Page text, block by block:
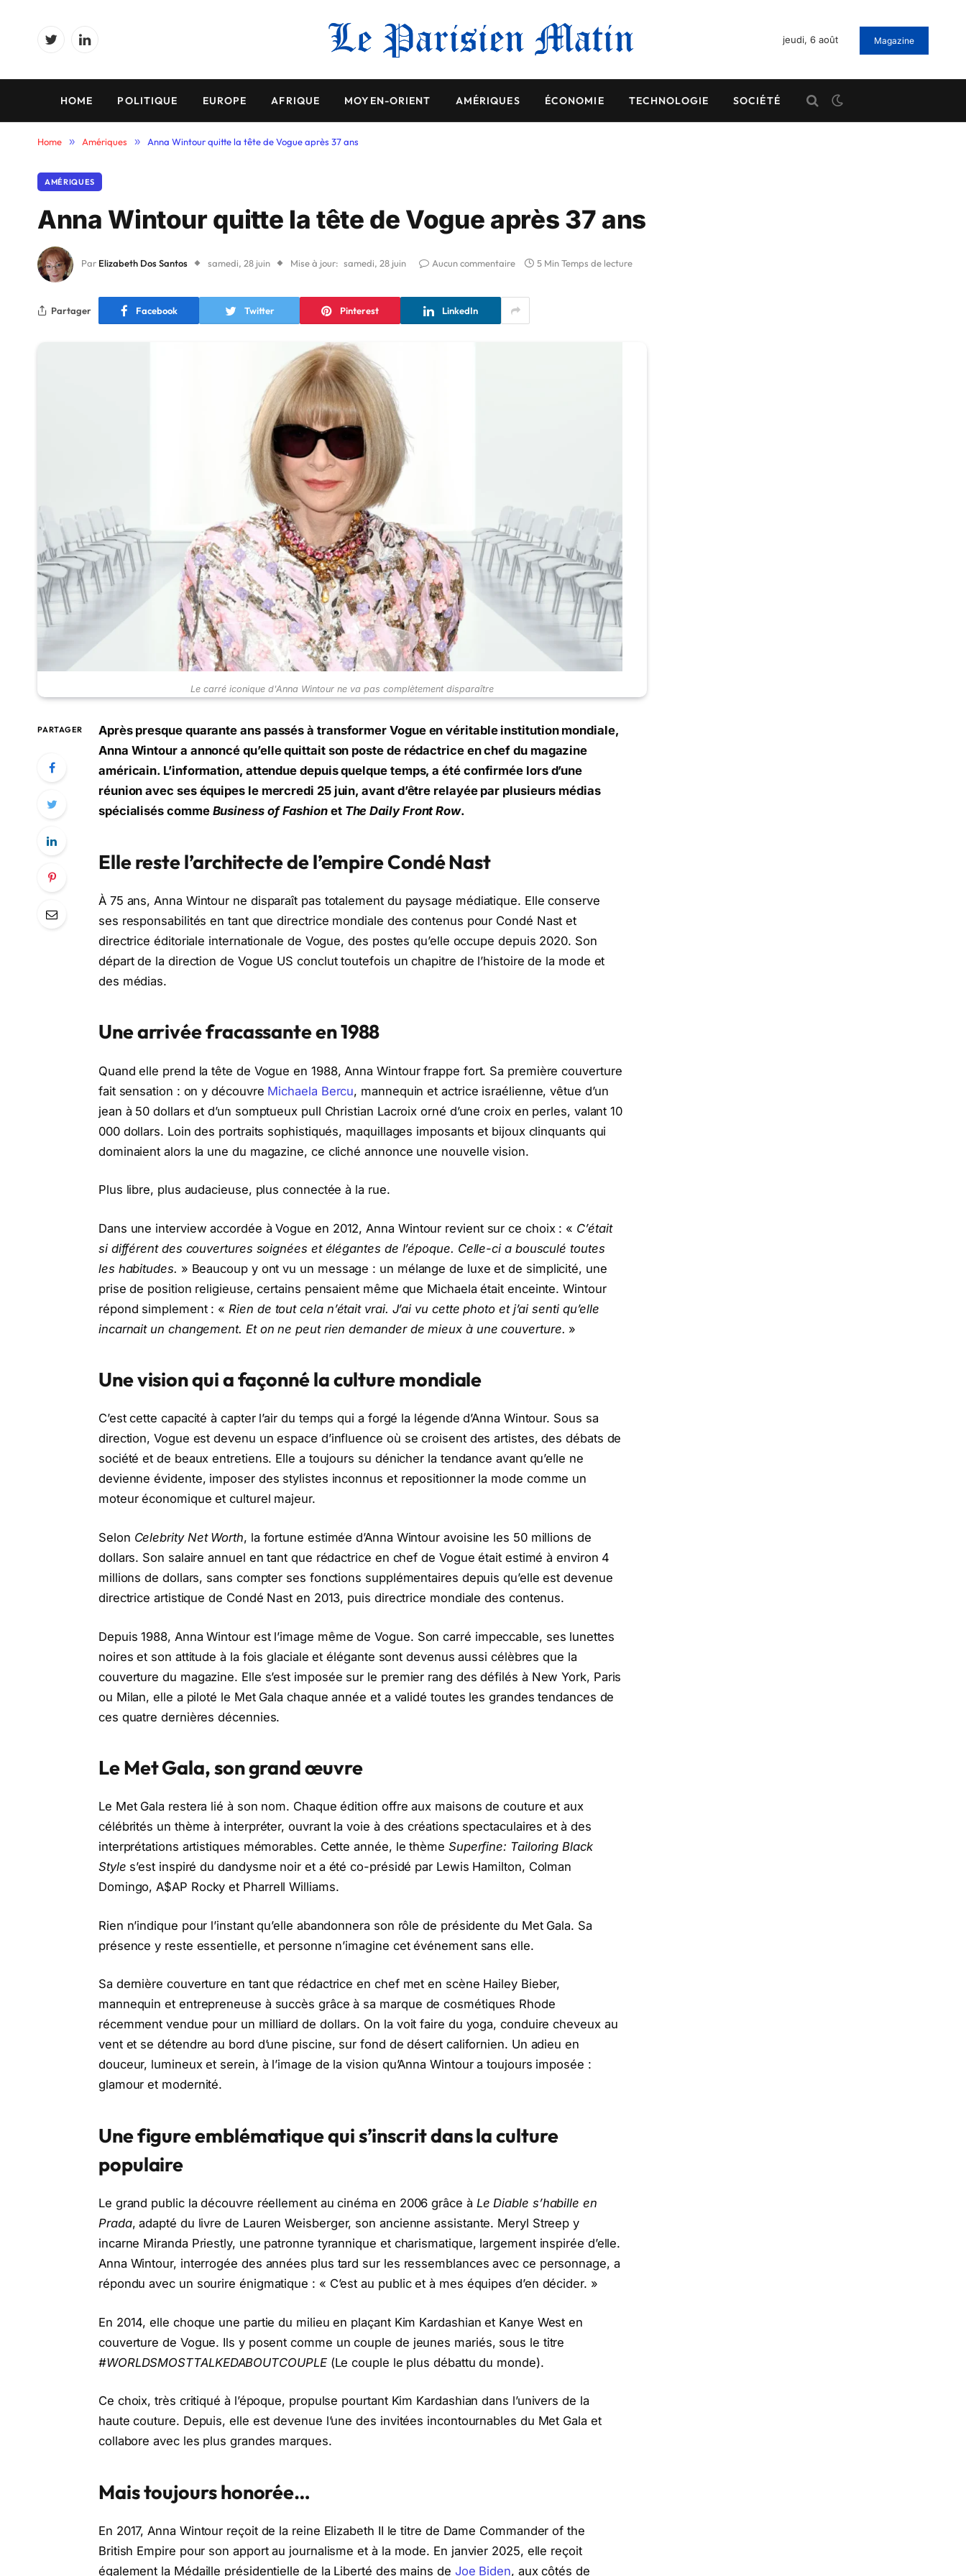
TwitterLinkedIn
jeudi, 6 août Magazine
HOME POLITIQUE EUROPE AFRIQUE MOYEN-ORIENT AMÉRIQUES ÉCONOMIE TECHNOLOGIE SOCIÉTÉ
Home » Amériques » Anna Wintour quitte la tête de Vogue après 37 ans
AMÉRIQUES
Anna Wintour quitte la tête de Vogue après 37 ans
Par Elizabeth Dos Santos samedi, 28 juin Mise à jour: samedi, 28 juin Aucun commentaire 5 Min Temps de lecture
Partager Facebook Twitter Pinterest LinkedIn
Le carré iconique d'Anna Wintour ne va pas complètement disparaître
PARTAGER
Après presque quarante ans passés à transformer Vogue en véritable institution mondiale,
Anna Wintour a annoncé qu’elle quittait son poste de rédactrice en chef du magazine
américain. L’information, attendue depuis quelque temps, a été confirmée lors d’une
réunion avec ses équipes le mercredi 25 juin, avant d’être relayée par plusieurs médias
spécialisés comme Business of Fashionet The Daily Front Row.
Elle reste l’architecte de l’empire Condé Nast
À 75 ans, Anna Wintour ne disparaît pas totalement du paysage médiatique. Elle conserve
ses responsabilités en tant que directrice mondiale des contenus pour Condé Nast et
directrice éditoriale internationale de Vogue, des postes qu’elle occupe depuis 2020. Son
départ de la direction de Vogue US conclut toutefois un chapitre de l’histoire de la mode et
des médias.
Une arrivée fracassante en 1988
Quand elle prend la tête de Vogue en 1988, Anna Wintour frappe fort. Sa première couverture
fait sensation : on y découvre Michaela Bercu, mannequin et actrice israélienne, vêtue d’un
jean à 50 dollars et d’un somptueux pull Christian Lacroix orné d’une croix en perles, valant 10
000 dollars. Loin des portraits sophistiqués, maquillages imposants et bijoux clinquants qui
dominaient alors la une du magazine, ce cliché annonce une nouvelle vision.
Plus libre, plus audacieuse, plus connectée à la rue.
Dans une interview accordée à Vogue en 2012, Anna Wintour revient sur ce choix : « C’était
si différent des couvertures soignées et élégantes de l’époque. Celle-ci a bousculé toutes
les habitudes. » Beaucoup y ont vu un message : un mélange de luxe et de simplicité, une
prise de position religieuse, certains pensaient même que Michaela était enceinte. Wintour
répond simplement : « Rien de tout cela n’était vrai. J’ai vu cette photo et j’ai senti qu’elle
incarnait un changement. Et on ne peut rien demander de mieux à une couverture. »
Une vision qui a façonné la culture mondiale
C’est cette capacité à capter l’air du temps qui a forgé la légende d’Anna Wintour. Sous sa
direction, Vogue est devenu un espace d’influence où se croisent des artistes, des débats de
société et de beaux entretiens. Elle a toujours su dénicher la tendance avant qu’elle ne
devienne évidente, imposer des stylistes inconnus et repositionner la mode comme un
moteur économique et culturel majeur.
Selon Celebrity Net Worth, la fortune estimée d’Anna Wintour avoisine les 50 millions de
dollars. Son salaire annuel en tant que rédactrice en chef de Vogue était estimé à environ 4
millions de dollars, sans compter ses fonctions supplémentaires depuis qu’elle est devenue
directrice artistique de Condé Nast en 2013, puis directrice mondiale des contenus.
Depuis 1988, Anna Wintour est l’image même de Vogue. Son carré impeccable, ses lunettes
noires et son attitude à la fois glaciale et élégante sont devenus aussi célèbres que la
couverture du magazine. Elle s’est imposée sur le premier rang des défilés à New York, Paris
ou Milan, elle a piloté le Met Gala chaque année et a validé toutes les grandes tendances de
ces quatre dernières décennies.
Le Met Gala, son grand œuvre
Le Met Gala restera lié à son nom. Chaque édition offre aux maisons de couture et aux
célébrités un thème à interpréter, ouvrant la voie à des créations spectaculaires et à des
interprétations artistiques mémorables. Cette année, le thème Superfine: Tailoring Black
Style s’est inspiré du dandysme noir et a été co-présidé par Lewis Hamilton, Colman
Domingo, A$AP Rocky et Pharrell Williams.
Rien n’indique pour l’instant qu’elle abandonnera son rôle de présidente du Met Gala. Sa
présence y reste essentielle, et personne n’imagine cet événement sans elle.
Sa dernière couverture en tant que rédactrice en chef met en scène Hailey Bieber,
mannequin et entrepreneuse à succès grâce à sa marque de cosmétiques Rhode
récemment vendue pour un milliard de dollars. On la voit faire du yoga, conduire cheveux au
vent et se détendre au bord d’une piscine, sur fond de désert californien. Un adieu en
douceur, lumineux et serein, à l’image de la vision qu’Anna Wintour a toujours imposée :
glamour et modernité.
Une figure emblématique qui s’inscrit dans la culture
populaire
Le grand public la découvre réellement au cinéma en 2006 grâce à Le Diable s’habille en
Prada, adapté du livre de Lauren Weisberger, son ancienne assistante. Meryl Streep y
incarne Miranda Priestly, une patronne tyrannique et charismatique, largement inspirée d’elle.
Anna Wintour, interrogée des années plus tard sur les ressemblances avec ce personnage, a
répondu avec un sourire énigmatique : « C’est au public et à mes équipes d’en décider. »
En 2014, elle choque une partie du milieu en plaçant Kim Kardashian et Kanye West en
couverture de Vogue. Ils y posent comme un couple de jeunes mariés, sous le titre
#WORLDSMOSTTALKEDABOUTCOUPLE(Le couple le plus débattu du monde).
Ce choix, très critiqué à l’époque, propulse pourtant Kim Kardashian dans l’univers de la
haute couture. Depuis, elle est devenue l’une des invitées incontournables du Met Gala et
collabore avec les plus grandes marques.
Mais toujours honorée…
En 2017, Anna Wintour reçoit de la reine Elizabeth II le titre de Dame Commander of the
British Empire pour son apport au journalisme et à la mode. En janvier 2025, elle reçoit
également la Médaille présidentielle de la Liberté des mains de Joe Biden, aux côtés de